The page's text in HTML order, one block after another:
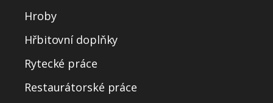
Hroby
Hřbitovní doplňky
Rytecké práce
Restaurátorské práce